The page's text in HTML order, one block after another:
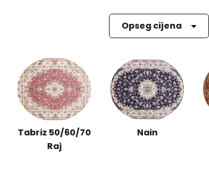
Opseg cijena
Tabriz 50/60/70
Raj
Nain